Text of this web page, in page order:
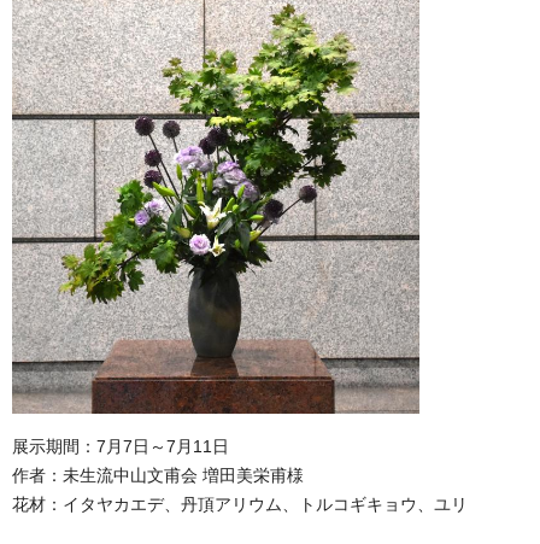
展示期間：7月7日～7月11日
作者：未生流中山文甫会 増田美栄甫様
花材：イタヤカエデ、丹頂アリウム、トルコギキョウ、ユリ